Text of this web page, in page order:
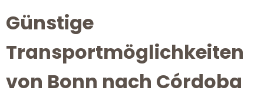
Günstige
Transportmöglichkeiten
von Bonn nach Córdoba